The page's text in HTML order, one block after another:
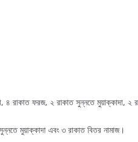
৪ রাকাত ফরজ, ২ রাকাত সুন্নতে মুয়াক্কাদা,
মুয়াক্কাদা এবং ৩ রাকাত বিতর নামাজ।